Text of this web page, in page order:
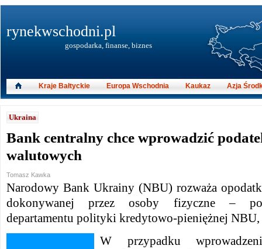
Ukraina
Bank centralny chce wprowadzić
walutowych
Tomasz Kawka
Narodowy Bank Ukrainy (NBU) rozważa
dokonywanej przez osoby fizyczne –
departamentu polityki kredytowo-pieniężnej NBU,
W przypadku
rynekwschodni.pl
gospodarka, finanse, biznes
Kraje Bałtyckie Europa Wschodnia Kaukaz Azja